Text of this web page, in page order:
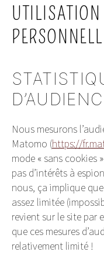
UTILISATION
Nous mesurons
Matomo (https://
mode « sans cookies
pas d’intérêts à
nous, ça implique
assez limitée
revient sur le site par
que ces mesures
relativement limité !